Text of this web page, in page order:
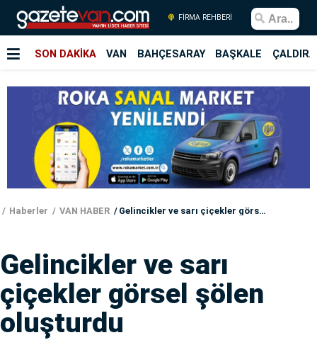
FİRMA REHBERİ
SON DAKİKA VAN BAHÇESARAY BAŞKALE
Haberler VAN HABER Gelincikler ve sarı çiçekler görsel şölen oluşturdu
Gelincikler ve sarı
çiçekler görsel şölen
oluşturdu